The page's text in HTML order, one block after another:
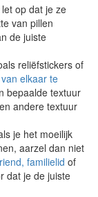
op dat je ze
van pillen
de juiste
reliëfstickers of
van elkaar te
bepaalde textuur
andere textuur
je het moeilijk
aarzel dan niet
familielid of
dat je de juiste